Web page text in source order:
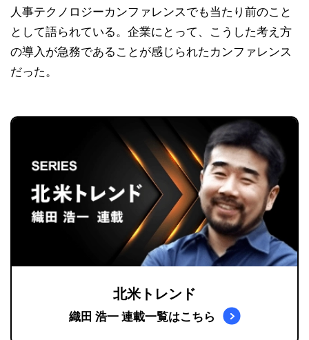
人事テクノロジーカンファレンスでも当たり前のこと
として語られている。企業にとって、こうした考え方
の導入が急務であることが感じられたカンファレンス
だった。
北米トレンド
織田 浩一 連載一覧はこちら